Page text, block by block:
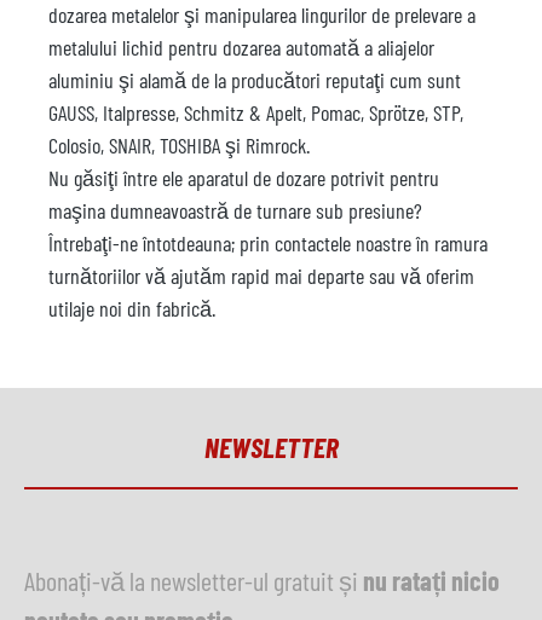
dozarea metalelor şi manipularea lingurilor de prelevare a
metalului lichid pentru dozarea automată a aliajelor
aluminiu şi alamă de la producători reputaţi cum sunt
GAUSS, Italpresse, Schmitz & Apelt, Pomac, Sprötze, STP,
Colosio, SNAIR, TOSHIBA şi Rimrock.
Nu găsiţi între ele aparatul de dozare potrivit pentru
maşina dumneavoastră de turnare sub presiune?
Întrebaţi-ne întotdeauna; prin contactele noastre în ramura
turnătoriilor vă ajutăm rapid mai departe sau vă oferim
utilaje noi din fabrică.
NEWSLETTER
Abonați-vă la newsletter-ul gratuit și nu ratați nicio